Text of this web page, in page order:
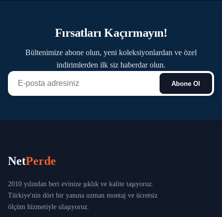
Fırsatları Kaçırmayın!
Bültenimize abone olun, yeni koleksiyonlardan ve özel
indirimlerden ilk siz haberdar olun.
Abone Ol
NetPerde
2010 yılından beri evinize şıklık ve kalite taşıyoruz.
Türkiye'nin dört bir yanına uzman montaj ve ücretsiz
ölçüm hizmetiyle ulaşıyoruz.